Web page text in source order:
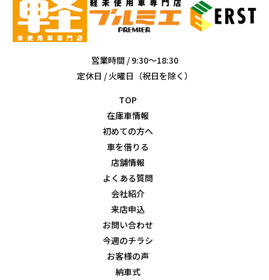
営業時間 / 9:30～18:30
定休日 / 火曜日（祝日を除く）
TOP
在庫車情報
初めての方へ
車を借りる
店舗情報
よくある質問
会社紹介
来店申込
お問い合わせ
今週のチラシ
お客様の声
納車式